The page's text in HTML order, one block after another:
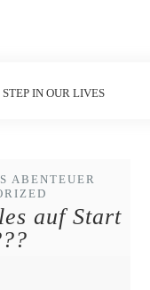
ABENTEUER
auf Start